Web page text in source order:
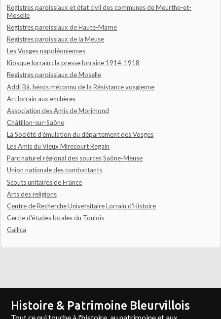
Registres paroissiaux et état civil des communes de Meurthe-et-
Moselle
Registres paroissiaux de Haute-Marne
Registres paroissiaux de la Meuse
Les Vosges napoléoniennes
Kiosque lorrain : la presse lorraine 1914-1918
Registres paroissiaux de Moselle
Addi Bâ, héros méconnu de la Résistance vosgienne
Art lorrain aux enchères
Association des Amis de Morimond
Châtillon-sur-Saône
La Société d'émulation du département des Vosges
Les Amis du Vieux Mirecourt Regain
Parc naturel régional des sources Saône-Meuse
Union nationale des combattants
Scouts unitaires de France
Arts des religions
Centre de Recherche Universitaire Lorrain d'Histoire
Cercle d'études locales du Toulois
Gallica
Histoire & Patrimoine Bleurvillois